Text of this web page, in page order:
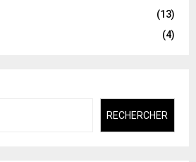
(13)
(4)
RECHERCHER